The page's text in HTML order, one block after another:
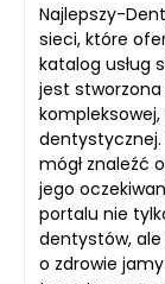
Najlepszy-
sieci, które
katalog usług
jest
dentystycznej.
mógł znaleźć
jego
portalu nie
dentystów,
o zdrowie